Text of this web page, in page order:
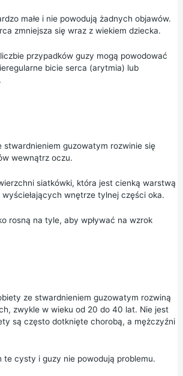
małe i nie powodują żadnych objawów.
zmniejsza się wraz z wiekiem dziecka.
przypadków guzy mogą powodować
bicie serca (arytmia) lub
.
stwardnieniem guzowatym rozwinie się
wewnątrz oczu.
siatkówki, która jest cienką warstwą
wnętrze tylnej części oka.
rosną na tyle, aby wpływać na wzrok
ze stwardnieniem guzowatym rozwiną
zwykle w wieku od 20 do 40 lat. Nie jest
są często dotknięte chorobą, a mężczyźni
te cysty i guzy nie powodują problemu.